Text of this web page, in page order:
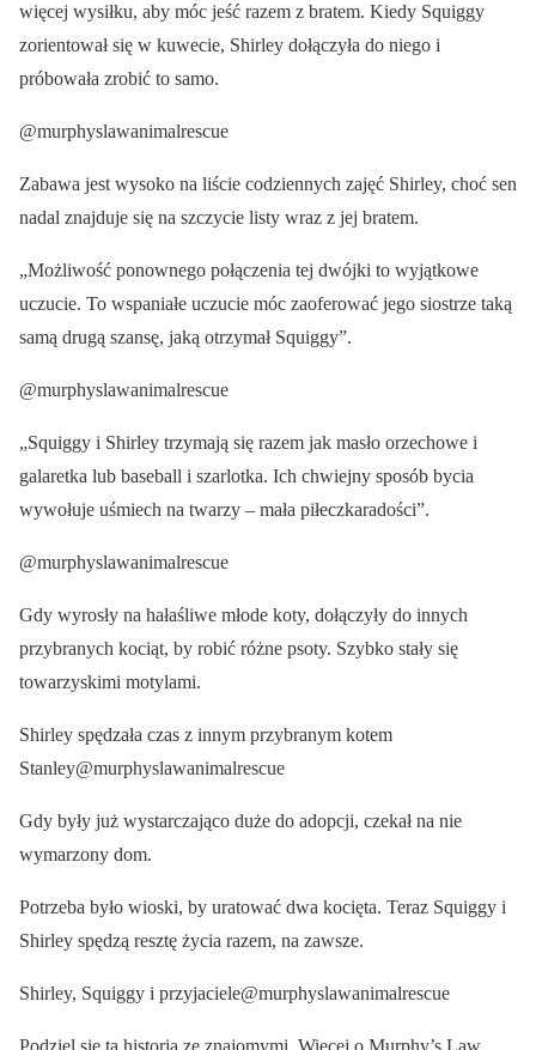
więcej wysiłku, aby móc jeść razem z bratem. Kiedy Squiggy
zorientował się w kuwecie, Shirley dołączyła do niego i
próbowała zrobić to samo.
@murphyslawanimalrescue
Zabawa jest wysoko na liście codziennych zajęć Shirley, choć sen
nadal znajduje się na szczycie listy wraz z jej bratem.
„Możliwość ponownego połączenia tej dwójki to wyjątkowe
uczucie. To wspaniałe uczucie móc zaoferować jego siostrze taką
samą drugą szansę, jaką otrzymał Squiggy”.
@murphyslawanimalrescue
„Squiggy i Shirley trzymają się razem jak masło orzechowe i
galaretka lub baseball i szarlotka. Ich chwiejny sposób bycia
wywołuje uśmiech na twarzy – mała piłeczkaradości”.
@murphyslawanimalrescue
Gdy wyrosły na hałaśliwe młode koty, dołączyły do innych
przybranych kociąt, by robić różne psoty. Szybko stały się
towarzyskimi motylami.
Shirley spędzała czas z innym przybranym kotem
Stanley@murphyslawanimalrescue
Gdy były już wystarczająco duże do adopcji, czekał na nie
wymarzony dom.
Potrzeba było wioski, by uratować dwa kocięta. Teraz Squiggy i
Shirley spędzą resztę życia razem, na zawsze.
Shirley, Squiggy i przyjaciele@murphyslawanimalrescue
Podziel się tą historią ze znajomymi. Więcej o Murphy’s Law